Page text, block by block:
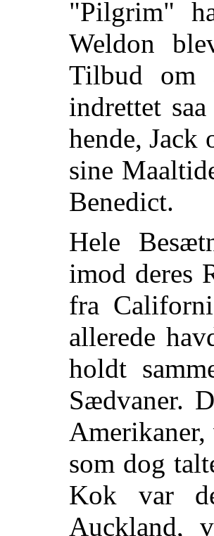
"Pilgrim"
Weldon
Tilbud om
indrettet
hende, Jack
sine
Benedict.
Hele
imod deres
fra
allerede
holdt
Sædvaner.
som dog
Kok var
Auckland,